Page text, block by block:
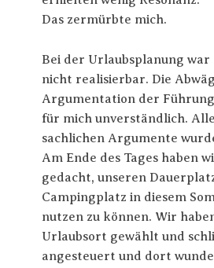
Das zermürbte mich.
Bei der Urlaubsplanung war
nicht realisierbar. Die
Argumentation der
für mich unverständlich.
sachlichen Argumente
Am Ende des Tages haben
gedacht, unseren
Campingplatz in diesem
nutzen zu können. Wir
Urlaubsort gewählt und
angesteuert und dort